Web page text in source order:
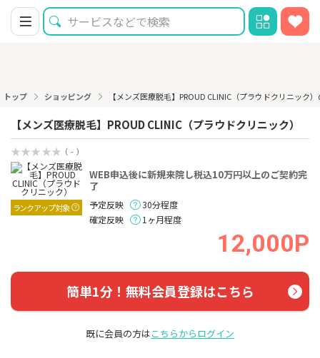
トップ ショッピング 【メンズ医療脱毛】PROUD CLINIC（プラウドクリニック
【メンズ医療脱毛】PROUD CLINIC（プラウドクリニック）
（ - ）
ランクアップ対象
WEB申込後に新規来院し税込10万円以上のご契約完
了
予定反映
30分程度
確定反映
1ヶ月程度
12,000P
簡単1分！無料会員登録はこちら
既に会員の方はこちらからログイン